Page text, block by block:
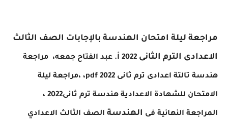
مراجعة ليلة امتحان الهندسة بالإجابات الصف الثالث
الاعدادى الترم الثانى 2022 أ. عبد الفتاح جمعه ، مراجعة
هندسة تالتة اعدادى ترم ثانى 2022 pdf، ،مراجعة ليلة
الامتحان للشهادة الاعدادية هندسة ترم ثانى2022 ،
المراجعة النهائية فى الهندسة الصف الثالث الاعدادي